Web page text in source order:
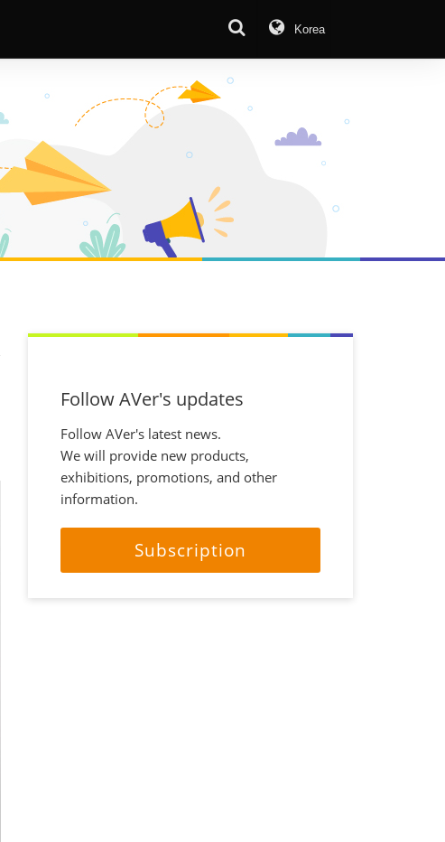
Korea
Follow AVer's updates
Follow AVer's latest news.
We will provide new products,
exhibitions, promotions, and other
information.
Subscription